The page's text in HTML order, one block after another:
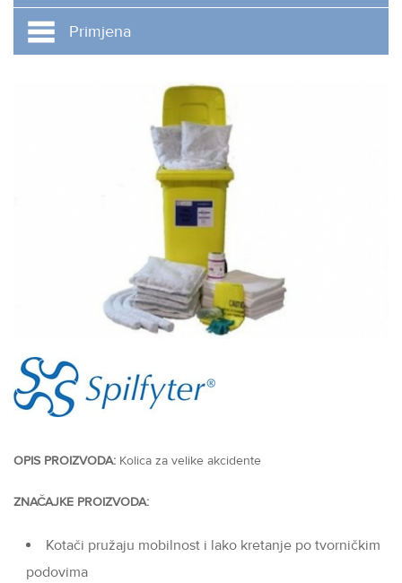
OPIS PROIZVODA: Kolica za velike akcidente
ZNAČAJKE PROIZVODA:
Kotači pružaju mobilnost i lako kretanje po tvorničkim
podovima